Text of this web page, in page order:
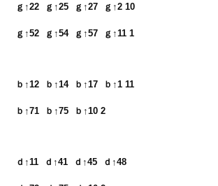
ｇ↑22  ｇ↑25  ｇ↑27  ｇ↑2 10
ｇ↑52  ｇ↑54  ｇ↑57  ｇ↑11 1
ｂ↑12  ｂ↑14  ｂ↑17  ｂ↑1 11
ｂ↑71  ｂ↑75  ｂ↑10 2
ｄ↑11  ｄ↑41  ｄ↑45  ｄ↑48